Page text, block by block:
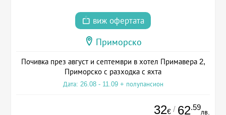
виж офертата
Приморско
Почивка през август и септември в хотел Примавера 2,
Приморско с разходка с яхта
Дата: 26.08 - 11.09 + полупансион
32€ / 62.59
лв.